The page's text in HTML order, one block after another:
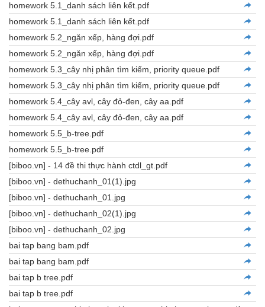
homework 5.1_danh sách liên kết.pdf
homework 5.1_danh sách liên kết.pdf
homework 5.2_ngăn xếp, hàng đợi.pdf
homework 5.2_ngăn xếp, hàng đợi.pdf
homework 5.3_cây nhị phân tìm kiếm, priority queue.pdf
homework 5.3_cây nhị phân tìm kiếm, priority queue.pdf
homework 5.4_cây avl, cây đỏ-đen, cây aa.pdf
homework 5.4_cây avl, cây đỏ-đen, cây aa.pdf
homework 5.5_b-tree.pdf
homework 5.5_b-tree.pdf
[biboo.vn] - 14 đề thi thực hành ctdl_gt.pdf
[biboo.vn] - dethuchanh_01(1).jpg
[biboo.vn] - dethuchanh_01.jpg
[biboo.vn] - dethuchanh_02(1).jpg
[biboo.vn] - dethuchanh_02.jpg
bai tap bang bam.pdf
bai tap bang bam.pdf
bai tap b tree.pdf
bai tap b tree.pdf